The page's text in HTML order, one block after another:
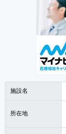
施設名
所在地